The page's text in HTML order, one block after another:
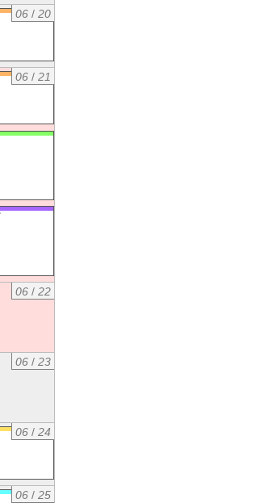
06/ 20
06/ 21
06/ 22
06/ 23
06/ 24
06/ 25